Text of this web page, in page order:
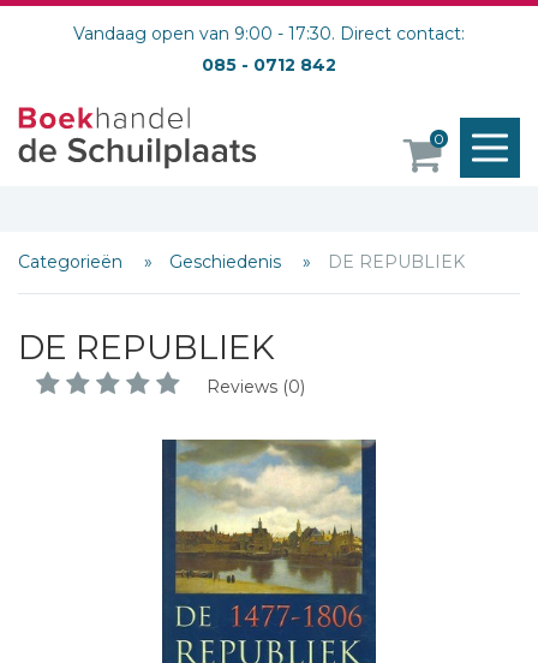
Vandaag open van 9:00 - 17:30. Direct contact:
085 - 0712 842
0
Categorieën Geschiedenis DE REPUBLIEK
DE REPUBLIEK
Reviews (0)